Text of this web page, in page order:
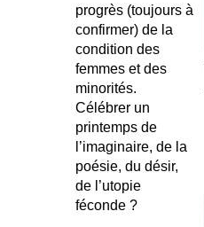
progrès (toujours à
confirmer) de la
condition des
femmes et des
minorités.
Célébrer un
printemps de
l’imaginaire, de la
poésie, du désir,
de l’utopie
féconde ?